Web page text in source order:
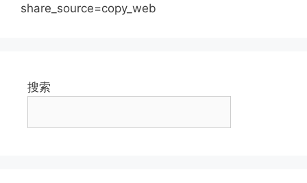
share_source=copy_web
搜索